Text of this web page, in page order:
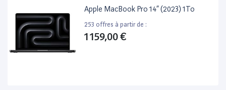
Apple MacBook Pro 14” (2023) 1To
253 offres à partir de :
1 159,00 €